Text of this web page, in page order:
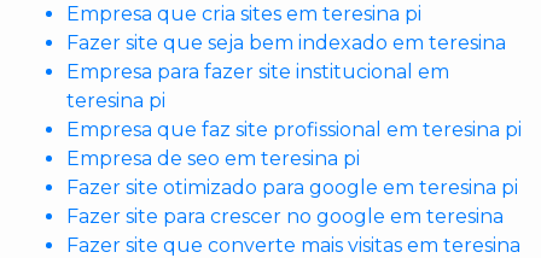
Empresa que cria sites em teresina pi
Fazer site que seja bem indexado em teresina
Empresa para fazer site institucional em
teresina pi
Empresa que faz site profissional em teresina pi
Empresa de seo em teresina pi
Fazer site otimizado para google em teresina pi
Fazer site para crescer no google em teresina
Fazer site que converte mais visitas em teresina